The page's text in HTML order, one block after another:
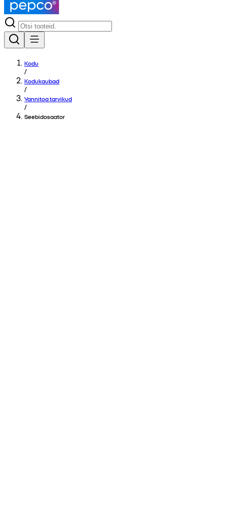
Kodu
/
Kodukaubad
/
Vannitoa tarvikud
/
Seebidosaator